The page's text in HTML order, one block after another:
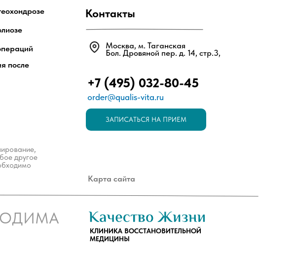
КЛИНИКА ВОССТАНОВИТЕЛЬНОЙ
МЕДИЦИНЫ
Москва, м. Таганская
Бол. Дровяной пер. д. 14, стр.3,
order@qualis-vita.ru
+7 (495) 032-80-45
ЗАПИСАТЬСЯ НА ПРИЕМ
другое
Контакты
после
Карта сайта